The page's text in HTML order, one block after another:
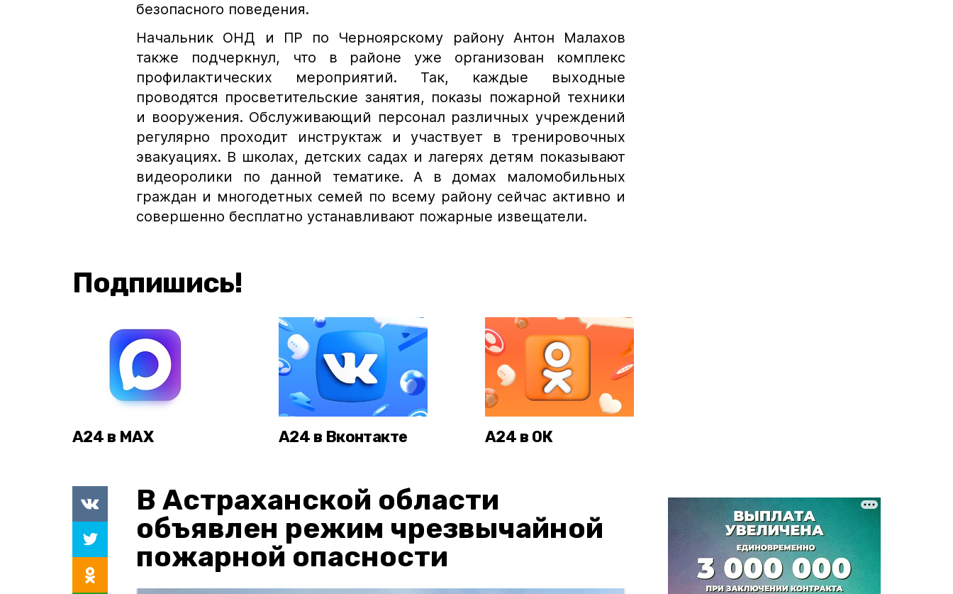
безопасного поведения.
Начальник ОНД и ПР по Черноярскому району Антон Малахов
также подчеркнул, что в районе уже организован комплекс
профилактических мероприятий. Так, каждые выходные
проводятся просветительские занятия, показы пожарной техники
и вооружения. Обслуживающий персонал различных учреждений
регулярно проходит инструктаж и участвует в тренировочных
эвакуациях. В школах, детских садах и лагерях детям показывают
видеоролики по данной тематике. А в домах маломобильных
граждан и многодетных семей по всему району сейчас активно и
совершенно бесплатно устанавливают пожарные извещатели.
Подпишись!
А24 в MAX А24 в Вконтакте А24 в ОК
В Астраханской области
объявлен режим чрезвычайной
пожарной опасности